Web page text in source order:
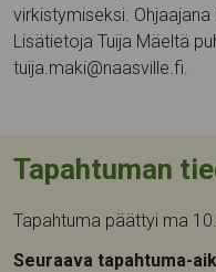
virkistymiseksi.
Lisätietoja Tuija Mäeltä
tuija.maki@naasville.fi.
Tapahtuman
Tapahtuma päättyi ma
Seuraava tapahtuma-